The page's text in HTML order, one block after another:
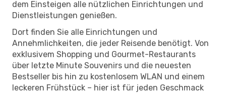
dem Einsteigen alle nützlichen Einrichtungen und
Dienstleistungen genießen.
Dort finden Sie alle Einrichtungen und
Annehmlichkeiten, die jeder Reisende benötigt. Von
exklusivem Shopping und Gourmet-Restaurants
über letzte Minute Souvenirs und die neuesten
Bestseller bis hin zu kostenlosem WLAN und einem
leckeren Frühstück – hier ist für jeden Geschmack